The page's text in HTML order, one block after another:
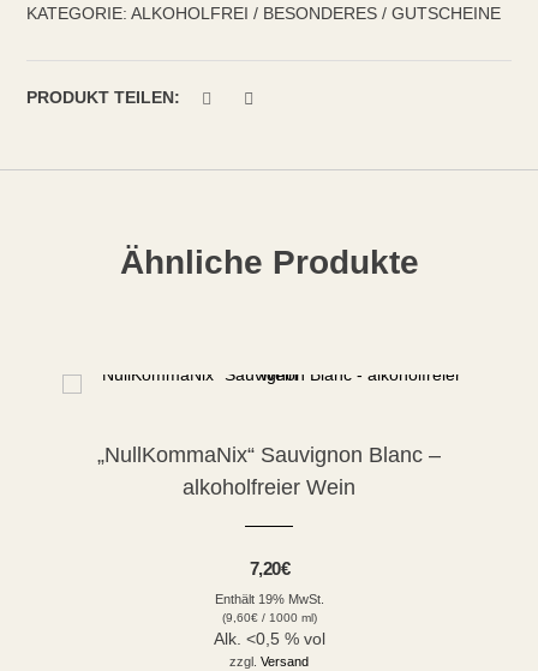
KATEGORIE: ALKOHOLFREI / BESONDERES / GUTSCHEINE
PRODUKT TEILEN:
Ähnliche Produkte
„NullKommaNix“ Sauvignon Blanc –
alkoholfreier Wein
7,20€
Enthält 19% MwSt.
(9,60€/ 1000 ml)
Alk. <0,5 % vol
zzgl.Versand